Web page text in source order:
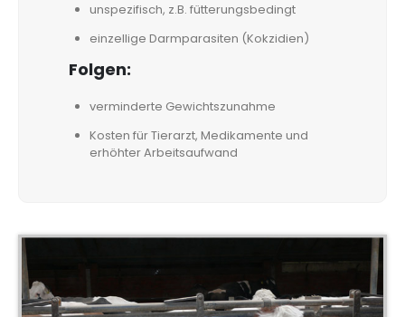
unspezifisch, z.B. fütterungsbedingt
einzellige Darmparasiten (Kokzidien)
Folgen:
verminderte Gewichtszunahme
Kosten für Tierarzt, Medikamente und
erhöhter Arbeitsaufwand